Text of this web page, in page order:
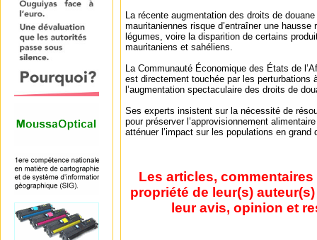
La récente augmentation des droits de
mauritaniennes risque d’entraîner une
légumes, voire la disparition de certains
mauritaniens et sahéliens.
La Communauté Économique des États de
est directement touchée par les perturbations
l’augmentation spectaculaire des droits de
Ses experts insistent sur la nécessité de
pour préserver l’approvisionnement
atténuer l’impact sur les populations en grand
Les articles,
propriété de leur(s)
leur avis, opinion et